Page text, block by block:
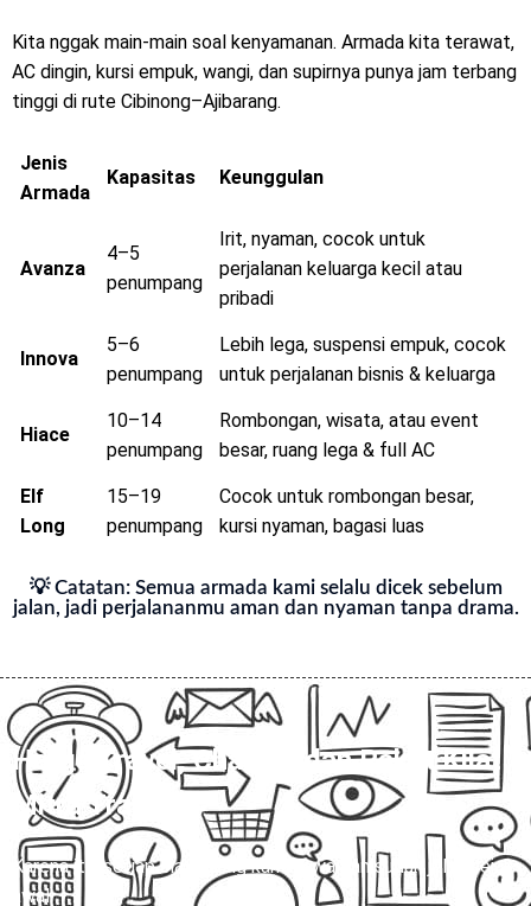
Kita nggak main-main soal kenyamanan. Armada kita terawat,
AC dingin, kursi empuk, wangi, dan supirnya punya jam terbang
tinggi di rute Cibinong–Ajibarang.
Jenis
Armada
Kapasitas Keunggulan
Avanza
4–5
penumpang
Irit, nyaman, cocok untuk
perjalanan keluarga kecil atau
pribadi
Innova
5–6
penumpang
Lebih lega, suspensi empuk, cocok
untuk perjalanan bisnis & keluarga
Hiace
10–14
penumpang
Rombongan, wisata, atau event
besar, ruang lega & full AC
Elf
Long
15–19
penumpang
Cocok untuk rombongan besar,
kursi nyaman, bagasi luas
💡 Catatan: Semua armada kami selalu dicek sebelum
jalan, jadi perjalananmu aman dan nyaman tanpa drama.
Harga Travel, Charter, dan Paket Kilat
Mitra Trans
💰
Karena itu, setiap biaya yang kami tawarkan sudah jelas sejak
awal.